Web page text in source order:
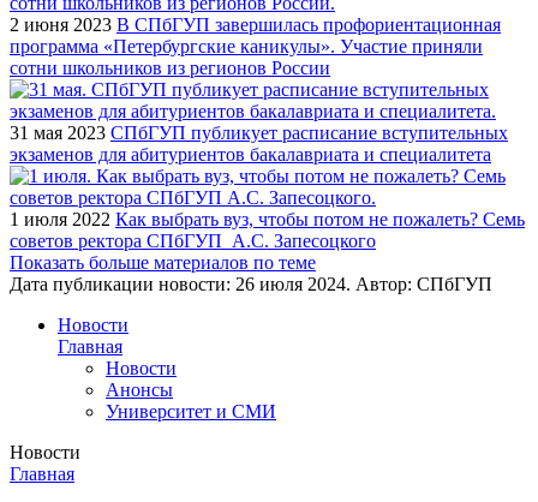
2 июня 2023 В СПбГУП завершилась профориентационная
программа «Петербургские каникулы». Участие приняли
сотни школьников из регионов России
31 мая 2023 СПбГУП публикует расписание вступительных
экзаменов для абитуриентов бакалавриата и специалитета
1 июля 2022 Как выбрать вуз, чтобы потом не пожалеть? Семь
советов ректора СПбГУП А.С. Запесоцкого
Показать больше материалов по теме
Дата публикации новости: 26 июля 2024. Автор: СПбГУП
Новости
Главная
Новости
Анонсы
Университет и СМИ
Новости
Главная